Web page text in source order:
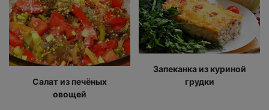
Салат из печёных
овощей
Запеканка из куриной
грудки